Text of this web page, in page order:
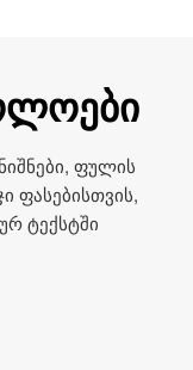
ფულის
ფასებისთვის,
ტექსტში